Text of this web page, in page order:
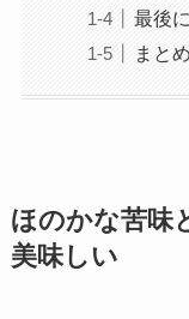
最後
まとめ
ほのかな苦味
美味しい